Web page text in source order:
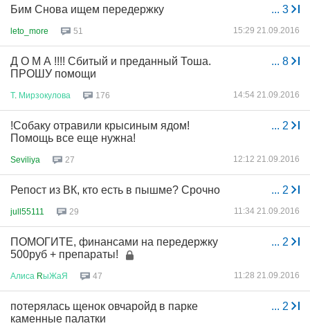
... 3
Бим Снова ищем передержку
leto_more 51 15:29 21.09.2016
... 8
Д О М А !!!! Сбитый и преданный Тоша.
ПРОШУ помощи
Т. Мирзокулова 176 14:54 21.09.2016
... 2
!Собаку отравили крысиным ядом!
Помощь все еще нужна!
Seviliya 27 12:12 21.09.2016
... 2
Репост из ВК, кто есть в пышме? Срочно
jull55111 29 11:34 21.09.2016
... 2
ПОМОГИТЕ, финансами на передержку
500руб + препараты!
Алиса RыЖаЯ 47 11:28 21.09.2016
... 2
потерялась щенок овчаройд в парке
каменные палатки